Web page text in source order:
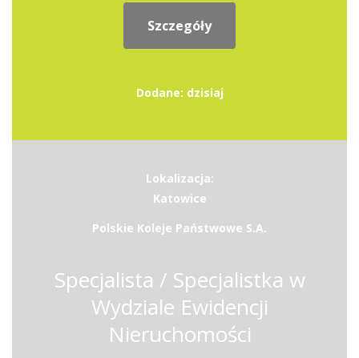
Szczegóły
Dodane: dzisiaj
Lokalizacja:
Katowice
Polskie Koleje Państwowe S.A.
Specjalista / Specjalistka w
Wydziale Ewidencji
Nieruchomości